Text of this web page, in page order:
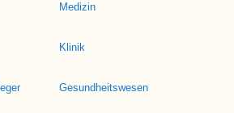
Medizin
Klinik
Gesundheitswesen